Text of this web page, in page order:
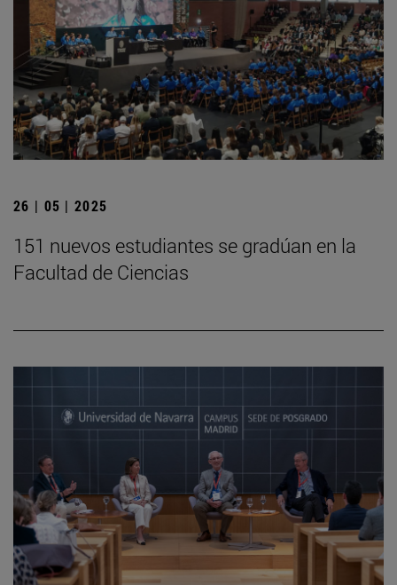
26 | 05 | 2025
151 nuevos estudiantes se gradúan en la
Facultad de Ciencias